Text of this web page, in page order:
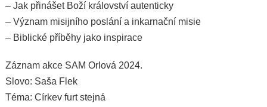
– Jak přinášet Boží království autenticky
– Význam misijního poslání a inkarnační misie
– Biblické příběhy jako inspirace
Záznam akce SAM Orlová 2024.
Slovo: Saša Flek
Téma: Církev furt stejná